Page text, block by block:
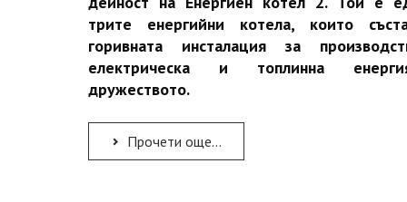
трите енергийни котела, които
горивната инсталация за
електрическа и топлинна
дружеството.
Прочети още...